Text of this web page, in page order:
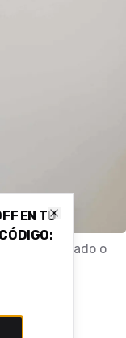
eliminado o
EN TU